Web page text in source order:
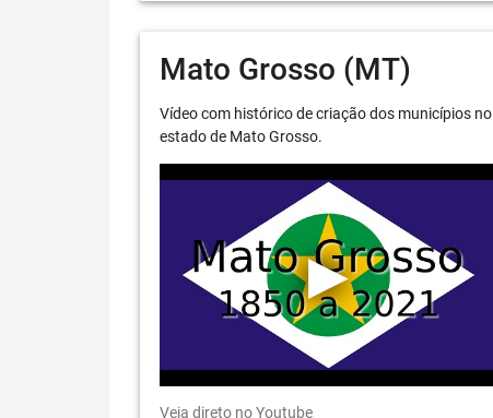
Mato Grosso (MT)
Vídeo com histórico de criação dos municípios no
estado de Mato Grosso.
Veja direto no Youtube